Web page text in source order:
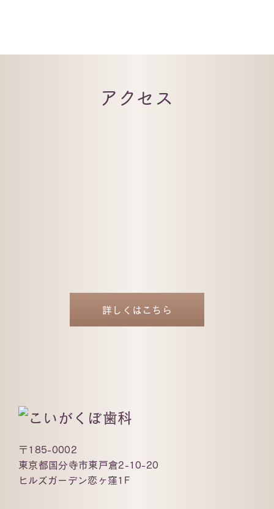
アクセス
詳しくはこちら
〒185-0002
東京都国分寺市東戸倉2-10-20
ヒルズガーデン恋ヶ窪1F